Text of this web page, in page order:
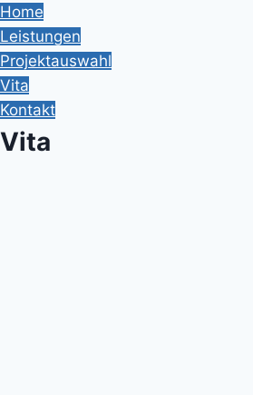
Home
Leistungen
Projektauswahl
Vita
Kontakt
Vita